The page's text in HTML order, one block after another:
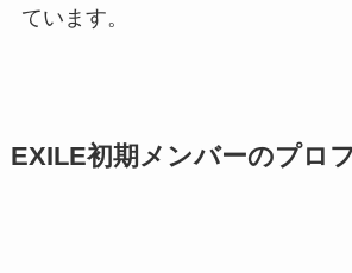
ています。
EXILE初期メンバーのプロ